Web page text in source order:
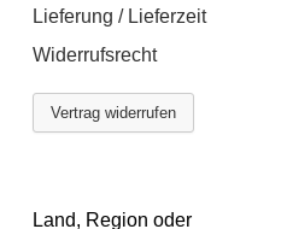
Lieferung / Lieferzeit
Widerrufsrecht
Vertrag widerrufen
Land, Region oder